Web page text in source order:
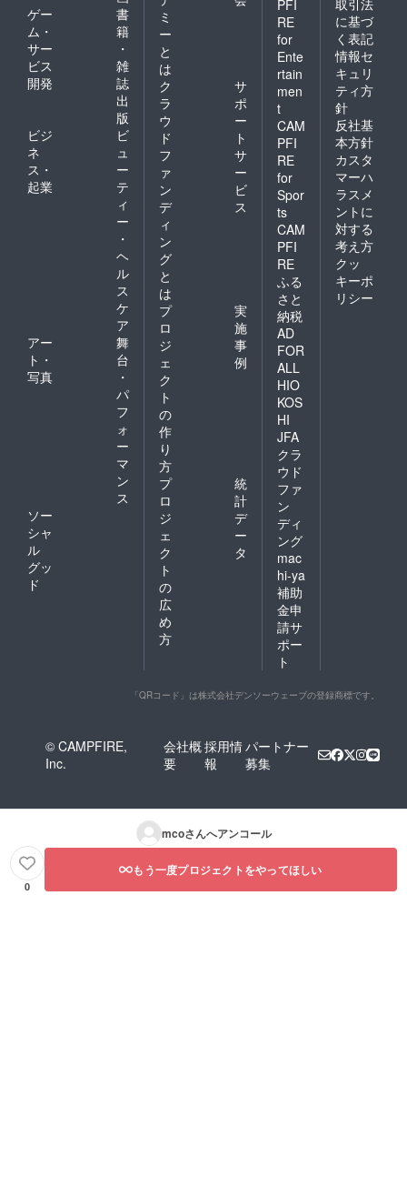
ゲー
ム・
サー
ビス
開発
書
籍
・
雑
誌
出
版
ビジ
ネ
ス・
起業
ビ
ュ
ー
テ
ィ
ー
・
ヘ
ル
ス
ケ
ア
アー
ト・
写真
舞
台
・
パ
フ
ォ
ー
マ
ン
ス
ソー
シャ
ル
グッ
ド
ミ
ー
と
は
ク
ラ
ウ
ド
フ
ァ
ン
デ
ィ
ン
グ
と
は
サ
ポ
ー
ト
サ
ー
ビ
ス
プ
ロ
ジ
ェ
ク
ト
の
作
り
方
実
施
事
例
プ
ロ
ジ
ェ
ク
ト
の
広
め
方
統
計
デ
ー
タ
PFI
RE
for
Ente
rtain
men
t
CAM
PFI
RE
for
Spor
ts
CAM
PFI
RE
ふる
さと
納税
AD
FOR
ALL
HIO
KOS
HI
JFA
クラ
ウド
ファ
ン
ディ
ング
mac
hi-ya
補助
金申
請サ
ポー
ト
取引法
に基づ
く表記
情報セ
キュリ
ティ方
針
反社基
本方針
カスタ
マーハ
ラスメ
ントに
対する
考え方
クッ
キーポ
リシー
「QRコード」は株式会社デンソーウェーブの登録商標です。
© CAMPFIRE,
Inc.
会社概
要
採用情
報
パートナー
募集
mcoさんへアンコール
0
もう一度プロジェクトをやってほしい